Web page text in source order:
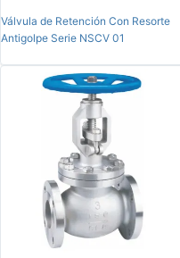
Válvula de Retención Con Resorte
Antigolpe Serie NSCV 01